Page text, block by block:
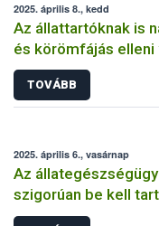
2025. április 8., kedd
Az állattartóknak is
és körömfájás
TOVÁBB
2025. április 6., vasárnap
Az
szigorúan be kell